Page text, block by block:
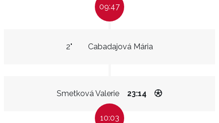
09:47
Cabadajová Mária
2"
Smetková Valerie 23:14
10:03